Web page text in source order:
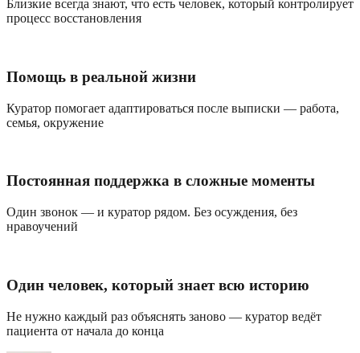
Близкие всегда знают, что есть человек, который контролирует
процесс восстановления
Помощь в реальной жизни
Куратор помогает адаптироваться после выписки — работа,
семья, окружение
Постоянная поддержка в сложные моменты
Один звонок — и куратор рядом. Без осуждения, без
нравоучений
Один человек, который знает всю историю
Не нужно каждый раз объяснять заново — куратор ведёт
пациента от начала до конца